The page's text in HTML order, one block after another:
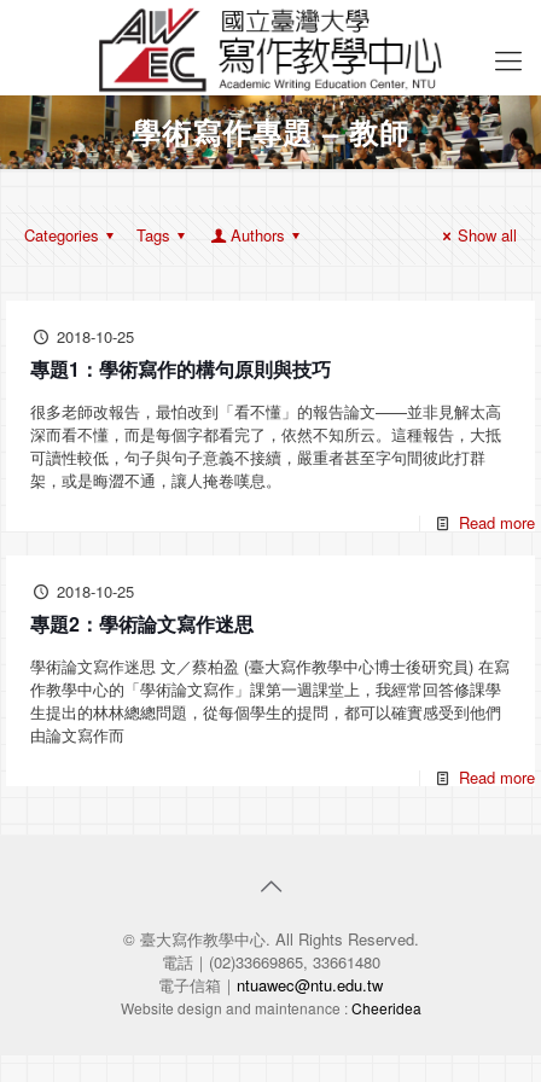
學術寫作專題 – 教師
Categories Tags Authors Show all
2018-10-25
專題1：學術寫作的構句原則與技巧
很多老師改報告，最怕改到「看不懂」的報告論文——並非見解太高
深而看不懂，而是每個字都看完了，依然不知所云。這種報告，大抵
可讀性較低，句子與句子意義不接續，嚴重者甚至字句間彼此打群
架，或是晦澀不通，讓人掩卷嘆息。
Read more
2018-10-25
專題2：學術論文寫作迷思
學術論文寫作迷思 文／蔡柏盈 (臺大寫作教學中心博士後研究員) 在寫
作教學中心的「學術論文寫作」課第一週課堂上，我經常回答修課學
生提出的林林總總問題，從每個學生的提問，都可以確實感受到他們
由論文寫作而
Read more
© 臺大寫作教學中心. All Rights Reserved.
電話｜(02)33669865, 33661480
電子信箱｜ ntuawec@ntu.edu.tw
Website design and maintenance :Cheeridea